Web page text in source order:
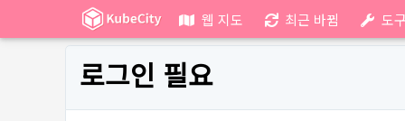
웹 지도 최근 바뀜 도
로그인 필요